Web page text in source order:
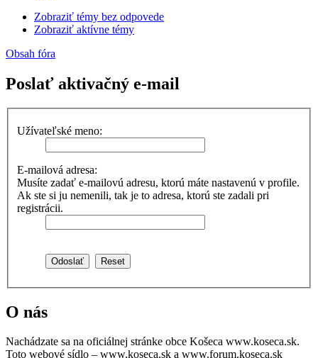
Zobraziť témy bez odpovede
Zobraziť aktívne témy
Obsah fóra
Poslať aktivačný e-mail
Užívateľské meno:
E-mailová adresa:
Musíte zadať e-mailovú adresu, ktorú máte nastavenú v profile.
Ak ste si ju nemenili, tak je to adresa, ktorú ste zadali pri
registrácii.
O nás
Nachádzate sa na oficiálnej stránke obce Košeca www.koseca.sk.
Toto webové sídlo – www.koseca.sk a www.forum.koseca.sk